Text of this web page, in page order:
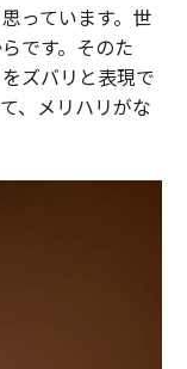
っています。世
です。そのた
ズバリと表現で
、メリハリがな